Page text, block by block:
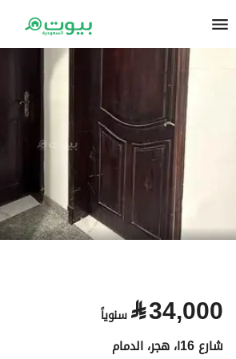
⃁34,000 سنوياً
شارع 16ا، هجر، الدمام